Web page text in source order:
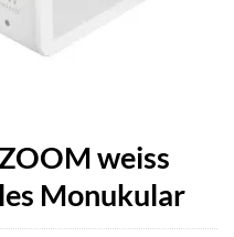
weiss
Monukular